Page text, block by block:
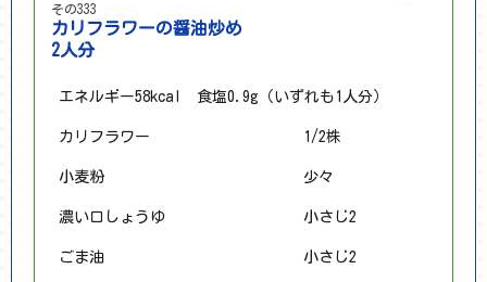
その333
カリフラワーの醤油炒め
2人分
エネルギー58kcal 食塩0.9g（いずれも1人分）
カリフラワー 1/2株
小麦粉 少々
濃い口しょうゆ 小さじ2
ごま油 小さじ2